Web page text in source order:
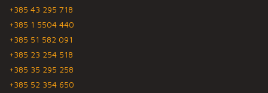
+385 43 295 718
+385 1 5504 440
+385 51 582 091
+385 23 254 518
+385 35 295 258
+385 52 354 650